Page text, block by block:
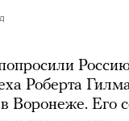
Россию
Роберта
Воронеже. Его